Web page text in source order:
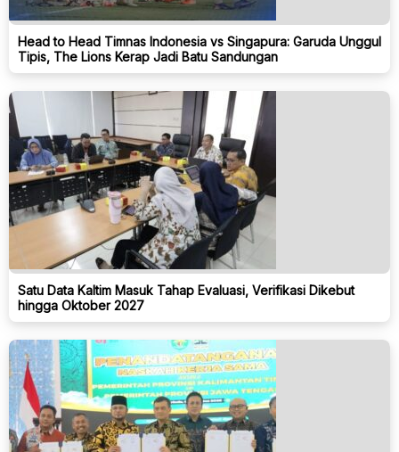
Head to Head Timnas Indonesia vs Singapura: Garuda Unggul
Tipis, The Lions Kerap Jadi Batu Sandungan
Satu Data Kaltim Masuk Tahap Evaluasi, Verifikasi Dikebut
hingga Oktober 2027